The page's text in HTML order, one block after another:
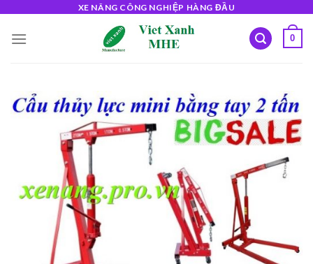
content
XE NÂNG CÔNG NGHIỆP HÀNG ĐẦU
0